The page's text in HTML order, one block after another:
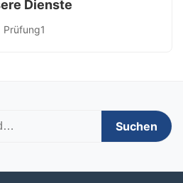
Dienste
Prüfung1
Suchen